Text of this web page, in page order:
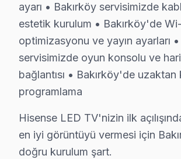
· Başakşehir Hisense
· Bayrampaşa Hisense
· Beşiktaş Hisense
· Beylikdüzü Hisense
Bakırköy Diğer Marka Servisleri
· Bakırköy Hi-Level
· Bakırköy iFFALCON
ayarı • Bakırköy servisimizde
estetik kurulum • Bakırköy'de
optimizasyonu ve yayın ayarları
servisimizde oyun konsolu ve
bağlantısı • Bakırköy'de uzaktan
programlama
Hisense LED TV'nizin ilk
en iyi görüntüyü vermesi için
doğru kurulum şart.